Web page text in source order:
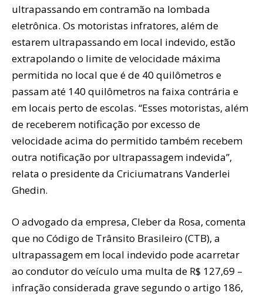
ultrapassando em contramão na lombada
eletrônica. Os motoristas infratores, além de
estarem ultrapassando em local indevido, estão
extrapolando o limite de velocidade máxima
permitida no local que é de 40 quilômetros e
passam até 140 quilômetros na faixa contrária e
em locais perto de escolas. “Esses motoristas, além
de receberem notificação por excesso de
velocidade acima do permitido também recebem
outra notificação por ultrapassagem indevida”,
relata o presidente da Criciumatrans Vanderlei
Ghedin.
O advogado da empresa, Cleber da Rosa, comenta
que no Código de Trânsito Brasileiro (CTB), a
ultrapassagem em local indevido pode acarretar
ao condutor do veículo uma multa de R$ 127,69 –
infração considerada grave segundo o artigo 186,